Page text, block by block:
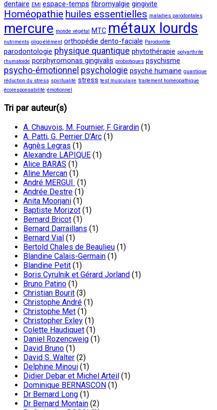
dentaire EMI espace-temps fibromyalgie gingivite
Homéopathie huiles essentielles maladies parodontales
mercure monde végétal MTC métaux lourds
nutriments oligo-élément orthopédie dento-faciale Parodontite
parodontologie physique quantique phytothérapie polyarthrite
rhumatoïde porphyromonas gingivalis probiotiques psychisme
psycho-émotionnel psychologie psyché humaine quantique
réduction du stress spiritualité stress test musculaire traitement homéopathique
écoresponsabilité émotionnel
Tri par auteur(s)
A. Chauvois, M. Fournier, F. Girardin (1)
A. Patti, G. Perrier D’Arc (1)
Agnès Legras (1)
Alexandre LAPIQUE (1)
Alice BARAS (1)
Aline Mercan (1)
André MERGUI (1)
Andrée Destre (1)
Anita Moorjani (1)
Baptiste Morizot (1)
Bernard Bricot (1)
Bernard Darraillans (1)
Bernard Vial (1)
Bertold Chales de Beaulieu (1)
Blandine Calais-Germain (1)
Blandine Petit (1)
Boris Cyrulnik et Gérard Jorland (1)
Bruno Patino (1)
Christian Bourit (3)
Christophe André (1)
Christophe Met (1)
Christopher Exley (1)
Colette Haudiquet (1)
Daniel Rozencweig (1)
David Bruno (1)
David S. Walter (2)
Delphine Minoui (1)
Didier Debar et Michel Arteil (1)
Dominique BERNASCON (1)
Dr Bernard Long (1)
Dr Bernard Montain (2)